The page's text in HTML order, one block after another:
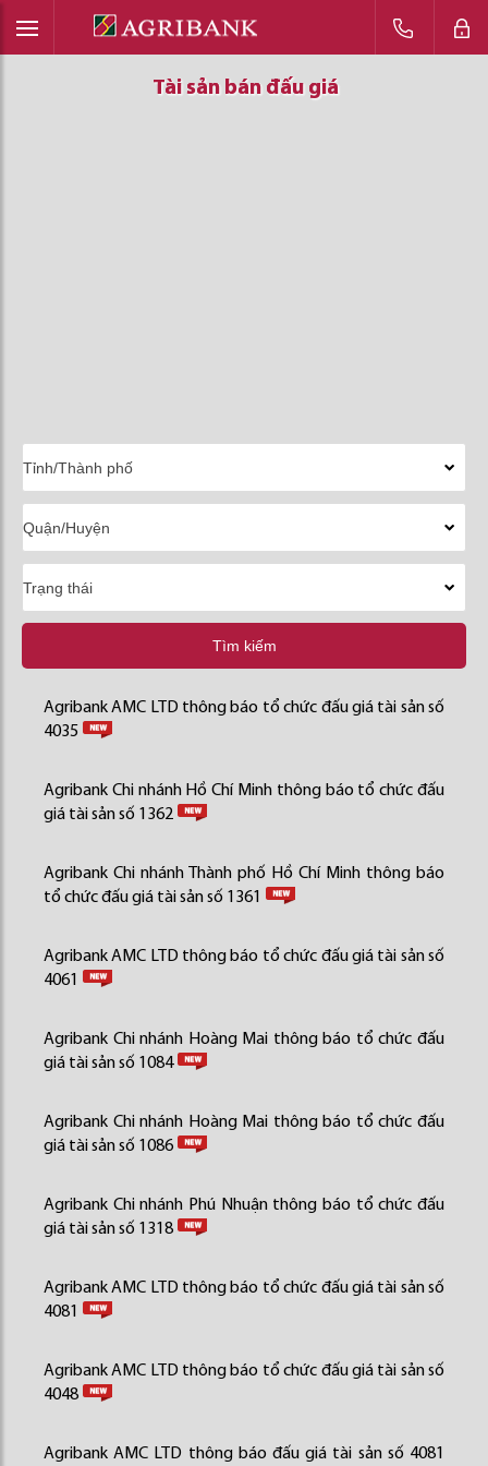
Tài sản bán đấu giá
Tài sản bán đấu giá
Tài sản bán đấu giá
Tìm kiếm
Agribank AMC LTD thông báo tổ chức đấu giá tài sản số
4035
Agribank Chi nhánh Hồ Chí Minh thông báo tổ chức đấu
giá tài sản số 1362
Agribank Chi nhánh Thành phố Hồ Chí Minh thông báo
tổ chức đấu giá tài sản số 1361
Agribank AMC LTD thông báo tổ chức đấu giá tài sản số
4061
Agribank Chi nhánh Hoàng Mai thông báo tổ chức đấu
giá tài sản số 1084
Agribank Chi nhánh Hoàng Mai thông báo tổ chức đấu
giá tài sản số 1086
Agribank Chi nhánh Phú Nhuận thông báo tổ chức đấu
giá tài sản số 1318
Agribank AMC LTD thông báo tổ chức đấu giá tài sản số
4081
Agribank AMC LTD thông báo tổ chức đấu giá tài sản số
4048
Agribank AMC LTD thông báo đấu giá tài sản số 4081